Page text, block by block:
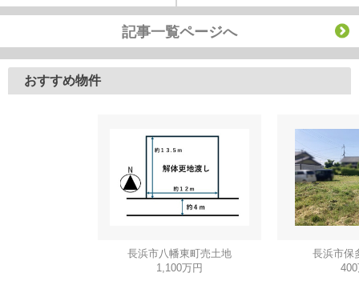
記事一覧ページへ
おすすめ物件
長浜市八幡東町売土地
1,100万円
長浜市保